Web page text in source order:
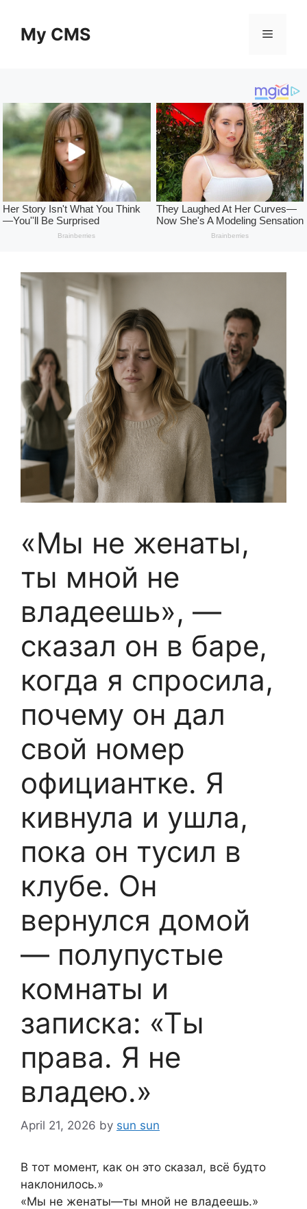
contentMy CMS Menu
«Мы не женаты,
ты мной не
владеешь», —
сказал он в баре,
когда я спросила,
почему он дал
свой номер
официантке. Я
кивнула и ушла,
пока он тусил в
клубе. Он
вернулся домой
— полупустые
комнаты и
записка: «Ты
права. Я не
владею.»
April 21, 2026 by sun sun
В тот момент, как он это сказал, всё будто
наклонилось.»
«Мы не женаты—ты мной не владеешь.»